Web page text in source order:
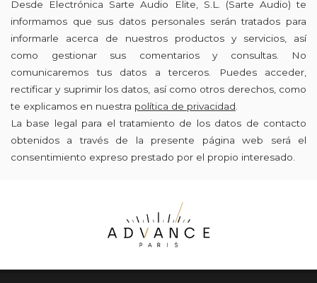
Desde Electrónica Sarte Audio Elite, S.L. (Sarte Audio) te
informamos que sus datos personales serán tratados para
informarle acerca de nuestros productos y servicios, así
como gestionar sus comentarios y consultas. No
comunicaremos tus datos a terceros. Puedes acceder,
rectificar y suprimir los datos, así como otros derechos, como
te explicamos en nuestra política de privacidad
La base legal para el tratamiento de los datos de contacto
obtenidos a través de la presente página web será el
consentimiento expreso prestado por el propio interesado.